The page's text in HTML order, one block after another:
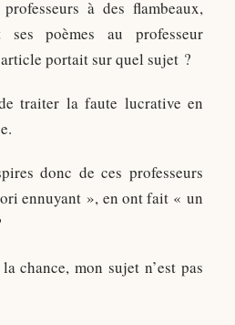
à des flambeaux,
ses poèmes au professeur
portait sur quel sujet ?
traiter la faute lucrative en
donc de ces professeurs
ennuyant », en ont fait « un
chance, mon sujet n’est pas